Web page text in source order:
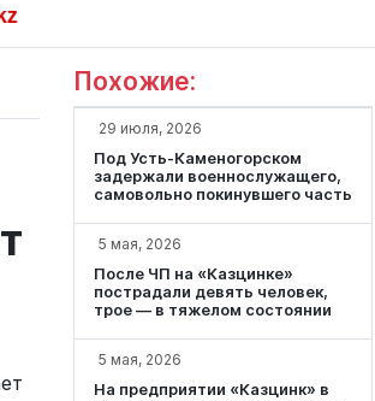
Похожие:
29 июля, 2026
Под Усть-Каменогорском
задержали военнослужащего,
самовольно покинувшего часть
5 мая, 2026
После ЧП на «Казцинке»
пострадали девять человек,
трое — в тяжелом состоянии
5 мая, 2026
На предприятии «Казцинк» в